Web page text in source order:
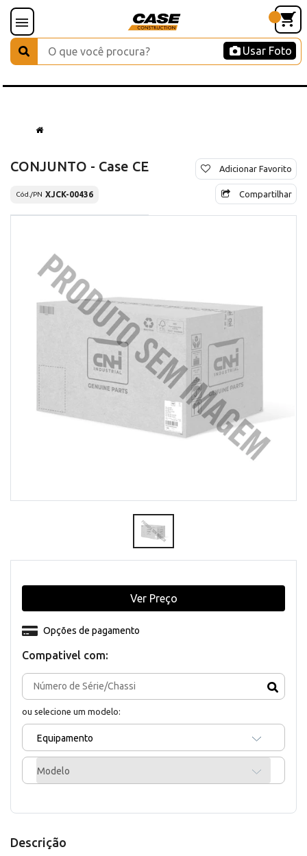
Usar Foto
CONJUNTO - Case CE
Cód./PN XJCK-00436
Adicionar Favorito
Compartilhar
Compativel com:
ou selecione um modelo:
Equipamento
Modelo
Opções de pagamento
Ver Preço
Descrição